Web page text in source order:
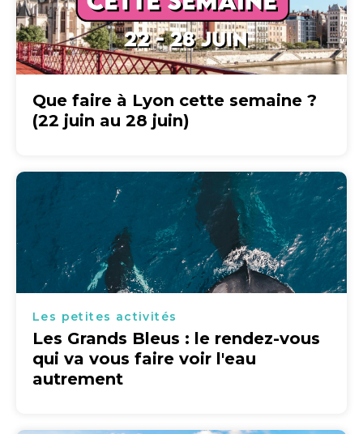
Que faire à Lyon cette semaine ?
(22 juin au 28 juin)
Les petites activités
Les Grands Bleus : le rendez-vous
qui va vous faire voir l'eau
autrement